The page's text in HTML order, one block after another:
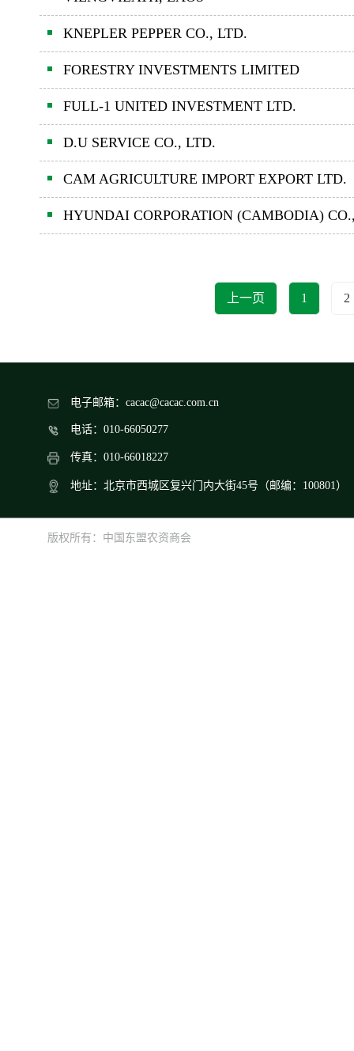
KNEPLER PEPPER CO., LTD.
FORESTRY INVESTMENTS LIMITED
FULL-1 UNITED INVESTMENT LTD.
D.U SERVICE CO., LTD.
CAM AGRICULTURE IMPORT EXPORT LTD.
HYUNDAI CORPORATION (CAMBODIA)
上一页 1 2
电子邮箱：cacac@cacac.com.cn
电话：010-66050277
传真：010-66018227
地址：北京市西城区复兴门内大街45号（邮编：100801）
版权所有：中国东盟农资商会